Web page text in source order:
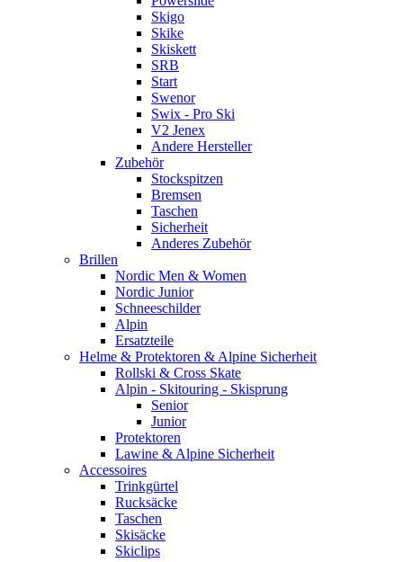
Skigo
Skike
Skiskett
SRB
Start
Swenor
Swix - Pro Ski
V2 Jenex
Andere Hersteller
Zubehör
Stockspitzen
Bremsen
Taschen
Sicherheit
Anderes Zubehör
Brillen
Nordic Men & Women
Nordic Junior
Schneeschilder
Alpin
Ersatzteile
Helme & Protektoren & Alpine Sicherheit
Rollski & Cross Skate
Alpin - Skitouring - Skisprung
Senior
Junior
Protektoren
Lawine & Alpine Sicherheit
Accessoires
Trinkgürtel
Rucksäcke
Taschen
Skisäcke
Skiclips